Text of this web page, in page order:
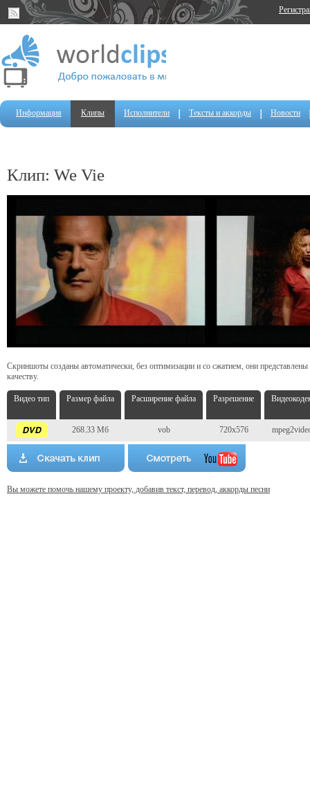
Информация Клипы Исполнители Тексты и аккорды Новости
Клип: We Vie
Скриншоты созданы автоматически, без оптимизации и со сжатием, они
качеству.
Видео тип Размер файла Расширение файла Разрешение
268.33 Мб vob 720x576
Вы можете помочь нашему проекту, добавив текст, перевод, аккорды песни